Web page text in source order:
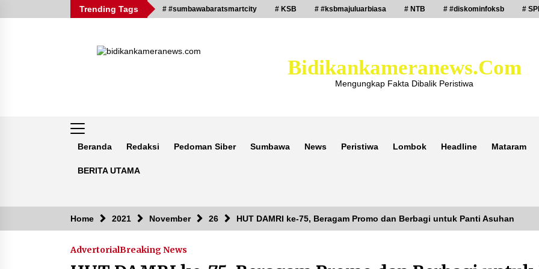
to
Trending Tags # #sumbawabaratsmartcity # KSB # #ksbmajuluarbiasa # NTB # #diskominfoksb #
Bidikankameranews.com
Mengungkap Fakta Dibalik Peristiwa
Beranda Redaksi Pedoman Siber Sumbawa News Peristiwa Lombok Headline Mataram
BERITA UTAMA
Breaking News
Kejaksaan KSB Mulai Lidik Mafia
Tanah Desa Sekongkang Bawah
Sepayung Kec. Plampang, Polres
Home 2021 November 26 HUT DAMRI ke-75, Beragam Promo dan Berbagi untuk Panti Asuhan
AdvertorialBreaking News